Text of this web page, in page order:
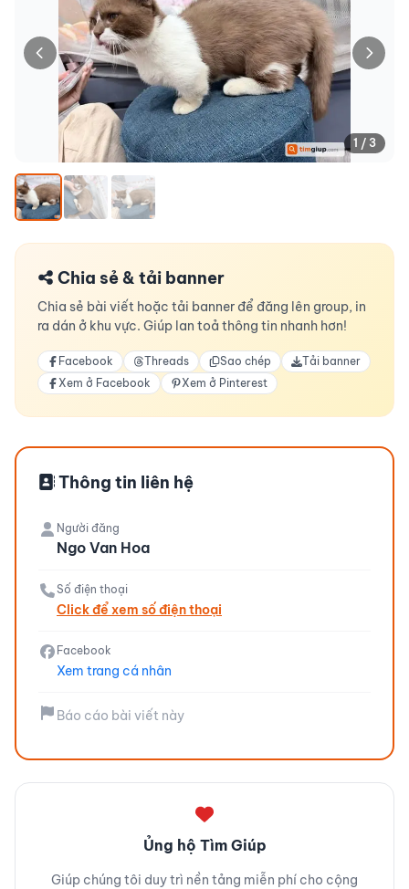
1 / 3
Chia sẻ & tải banner
Chia sẻ bài viết hoặc tải banner để đăng lên group, in
ra dán ở khu vực. Giúp lan toả thông tin nhanh hơn!
Facebook Threads Sao chép
Tải banner
Xem ở Facebook
Xem ở Pinterest
Thông tin liên hệ
Người đăng
Ngo Van Hoa
Số điện thoại
Click để xem số điện thoại
Facebook
Xem trang cá nhân
Báo cáo bài viết này
Ủng hộ Tìm Giúp
Giúp chúng tôi duy trì nền tảng miễn phí cho cộng